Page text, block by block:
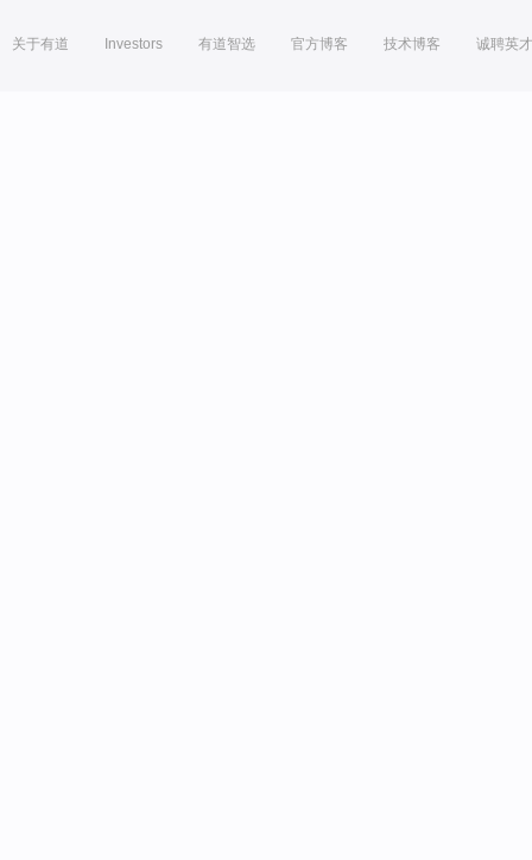
关于有道 Investors 有道智选 官方博客 技术博客 诚聘英才